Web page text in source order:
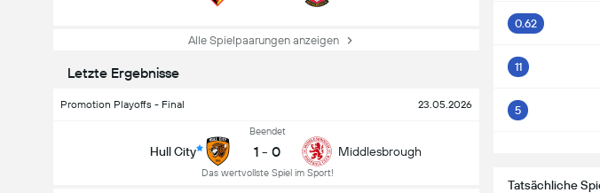
Alle Spielpaarungen anzeigen
Letzte Ergebnisse
Promotion Playoffs - Final 23.05.2026
Hull City
Beendet
1 - 0
Das wertvollste Spiel im Sport!
Middlesbrough
0.62
11
5
Tatsächliche